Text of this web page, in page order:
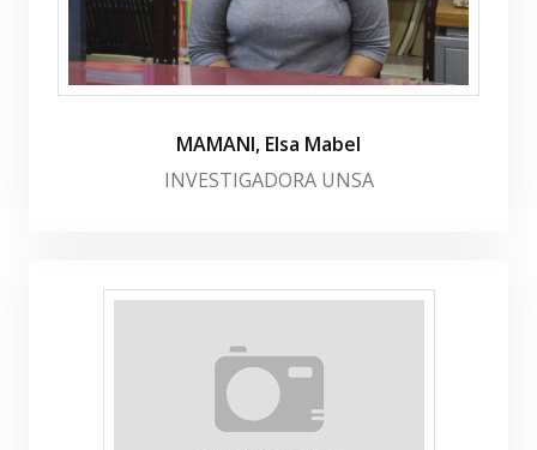
MAMANI, Elsa Mabel
INVESTIGADORA UNSA